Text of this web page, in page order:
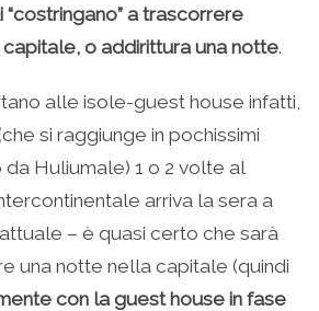
a trascorrere
o addirittura una notte.
alle isole-guest house infatti,
si raggiunge in pochissimi
Huliumale) 1 o 2 volte al
arriva la sera a
– è quasi certo che sarà
una notte nella capitale (quindi
con la guest house in fase